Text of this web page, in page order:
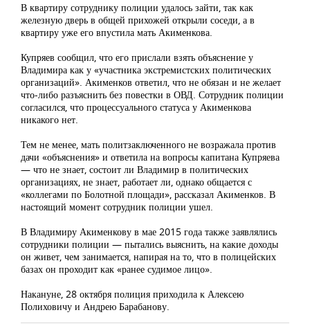
В квартиру сотруднику полиции удалось зайти, так как
железную дверь в общей прихожей открыли соседи, а в
квартиру уже его впустила мать Акименкова.
Купряев сообщил, что его прислали взять объяснение у
Владимира как у «участника экстремистских политических
организаций». Акименков ответил, что не обязан и не желает
что-либо разъяснить без повестки в ОВД. Сотрудник полиции
согласился, что процессуального статуса у Акименкова
никакого нет.
Тем не менее, мать политзаключенного не возражала против
дачи «объяснения» и ответила на вопросы капитана Купряева
— что не знает, состоит ли Владимир в политических
организациях, не знает, работает ли, однако общается с
«коллегами по Болотной площади», рассказал Акименков. В
настоящий момент сотрудник полиции ушел.
В Владимиру Акименкову в мае 2015 года также заявлялись
сотрудники полиции — пытались выяснить, на какие доходы
он живет, чем занимается, напирая на то, что в полицейских
базах он проходит как «ранее судимое лицо».
Накануне, 28 октября полиция приходила к Алексею
Полиховичу и Андрею Барабанову.